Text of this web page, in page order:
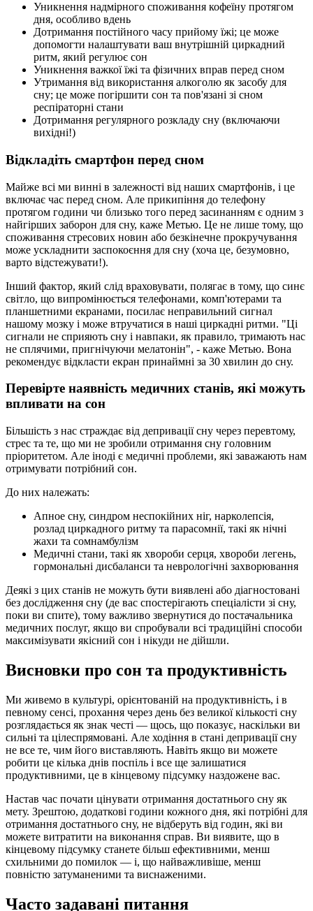
Уникнення надмірного споживання кофеїну протягом
дня, особливо вдень
Дотримання постійного часу прийому їжі; це може
допомогти налаштувати ваш внутрішній циркадний
ритм, який регулює сон
Уникнення важкої їжі та фізичних вправ перед сном
Утримання від використання алкоголю як засобу для
сну; це може погіршити сон та пов'язані зі сном
респіраторні стани
Дотримання регулярного розкладу сну (включаючи
вихідні!)
Відкладіть смартфон перед сном
Майже всі ми винні в залежності від наших смартфонів, і це
включає час перед сном. Але прикипіння до телефону
протягом години чи близько того перед засинанням є одним з
найгірших заборон для сну, каже Метью. Це не лише тому, що
споживання стресових новин або безкінечне прокручування
може ускладнити заспокоєння для сну (хоча це, безумовно,
варто відстежувати!).
Інший фактор, який слід враховувати, полягає в тому, що синє
світло, що випромінюється телефонами, комп'ютерами та
планшетними екранами, посилає неправильний сигнал
нашому мозку і може втручатися в наші циркадні ритми. "Ці
сигнали не сприяють сну і навпаки, як правило, тримають нас
не сплячими, пригнічуючи мелатонін", - каже Метью. Вона
рекомендує відкласти екран принаймні за 30 хвилин до сну.
Перевірте наявність медичних станів, які можуть
впливати на сон
Більшість з нас страждає від депривації сну через перевтому,
стрес та те, що ми не зробили отримання сну головним
пріоритетом. Але іноді є медичні проблеми, які заважають нам
отримувати потрібний сон.
До них належать:
Апное сну, синдром неспокійних ніг, нарколепсія,
розлад циркадного ритму та парасомнії, такі як нічні
жахи та сомнамбулізм
Медичні стани, такі як хвороби серця, хвороби легень,
гормональні дисбаланси та неврологічні захворювання
Деякі з цих станів не можуть бути виявлені або діагностовані
без дослідження сну (де вас спостерігають спеціалісти зі сну,
поки ви спите), тому важливо звернутися до постачальника
медичних послуг, якщо ви спробували всі традиційні способи
максимізувати якісний сон і нікуди не дійшли.
Висновки про сон та продуктивність
Ми живемо в культурі, орієнтованій на продуктивність, і в
певному сенсі, прохання через день без великої кількості сну
розглядається як знак честі — щось, що показує, наскільки ви
сильні та цілеспрямовані. Але ходіння в стані депривації сну
не все те, чим його виставляють. Навіть якщо ви можете
робити це кілька днів поспіль і все ще залишатися
продуктивними, це в кінцевому підсумку наздожене вас.
Настав час почати цінувати отримання достатнього сну як
мету. Зрештою, додаткові години кожного дня, які потрібні для
отримання достатнього сну, не відберуть від годин, які ви
можете витратити на виконання справ. Ви виявите, що в
кінцевому підсумку станете більш ефективними, менш
схильними до помилок — і, що найважливіше, менш
повністю затуманеними та виснаженими.
Часто задавані питання